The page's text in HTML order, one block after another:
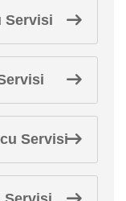
Servisi
Servisi